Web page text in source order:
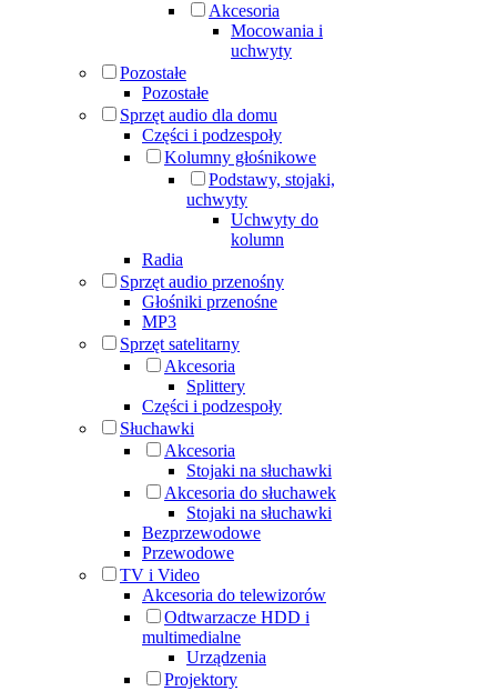
Akcesoria
Mocowania i
uchwyty
Pozostałe
Pozostałe
Sprzęt audio dla domu
Części i podzespoły
Kolumny głośnikowe
Podstawy, stojaki,
uchwyty
Uchwyty do
kolumn
Radia
Sprzęt audio przenośny
Głośniki przenośne
MP3
Sprzęt satelitarny
Akcesoria
Splittery
Części i podzespoły
Słuchawki
Akcesoria
Stojaki na słuchawki
Akcesoria do słuchawek
Stojaki na słuchawki
Bezprzewodowe
Przewodowe
TV i Video
Akcesoria do telewizorów
Odtwarzacze HDD i
multimedialne
Urządzenia
Projektory